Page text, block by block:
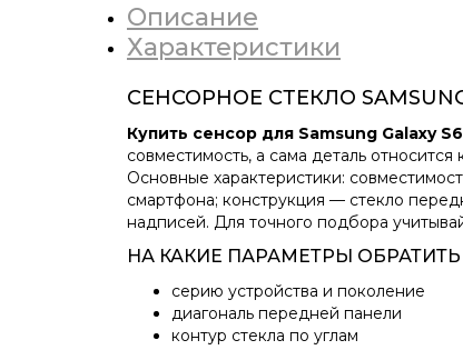
Описание
Характеристики
СЕНСОРНОЕ СТЕКЛО
Купить сенсор для Samsung Galaxy
совместимость, а сама деталь
Основные характеристики:
смартфона; конструкция — стекло
надписей. Для точного подбора
НА КАКИЕ ПАРАМЕТРЫ
серию устройства и поколение
диагональ передней панели
контур стекла по углам